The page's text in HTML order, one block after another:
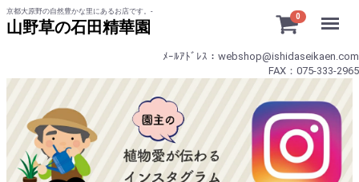
京都大原野の自然豊かな里にあるお店です。-
山野草の石田精華園
0
ﾒｰﾙｱﾄﾞﾚｽ：webshop@ishidaseikaen.com
FAX：075-333-2965